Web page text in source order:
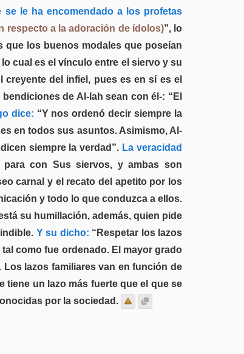
le ha encomendado a los profetas
respecto a la adoración de ídolos)”, lo
que los buenos modales que poseían
cual es el vínculo entre el siervo y su
del infiel, pues es en sí es el
de Al-lah sean con él-: “El
dice: “Y nos ordenó decir siempre la
en todos sus asuntos. Asimismo, Al-
siempre la verdad”. La veracidad
con Sus siervos, y ambas son
carnal y el recato del apetito por los
y todo lo que conduzca a ellos.
su humillación, además, quien pide
Y su dicho: “Respetar los lazos
como fue ordenado. El mayor grado
lazos familiares van en función de
tiene un lazo más fuerte que el que se
por la sociedad.